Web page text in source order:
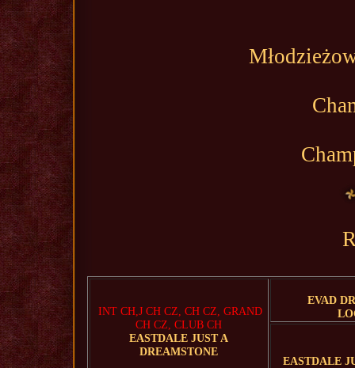
INT CH,J CH CZ, CH CZ, GRAND
CH CZ, CLUB CH
EASTDALE JUST A
DREAMSTONE
EVAD
EASTDALE